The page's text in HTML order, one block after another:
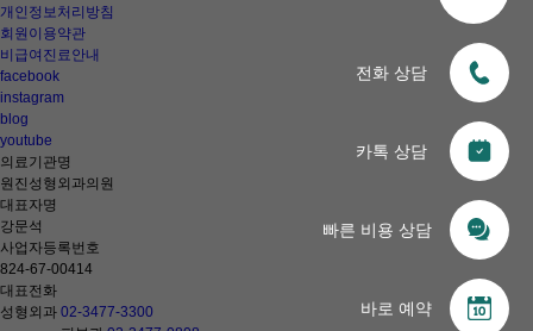
전화 상담
카톡 상담
빠른 비용 상담
바로 예약
개인정보처리방침
회원이용약관
비급여진료안내
facebook
instagram
blog
youtube
의료기관명
원진성형외과의원
대표자명
강문석
사업자등록번호
824-67-00414
대표전화
성형외과 02-3477-3300